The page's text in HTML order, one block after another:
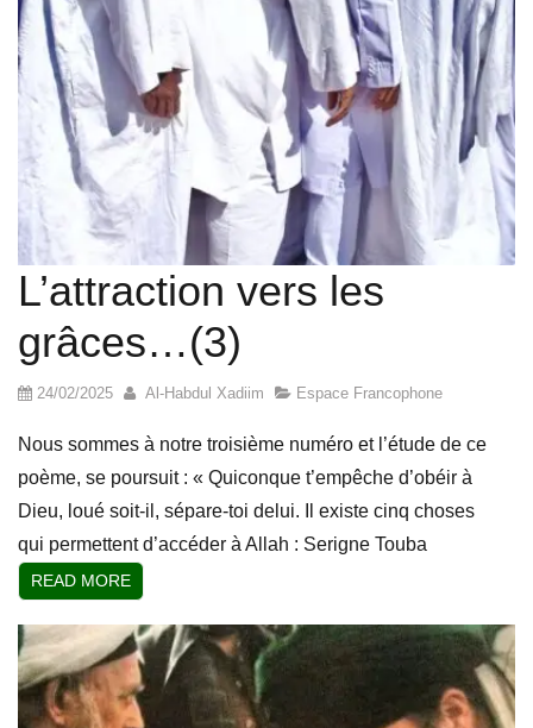
L’attraction vers les
grâces…(3)
24/02/2025 Al-Habdul Xadiim Espace Francophone
Nous sommes à notre troisième numéro et l’étude de ce
poème, se poursuit : « Quiconque t’empêche d’obéir à
Dieu, loué soit-il, sépare-toi delui. Il existe cinq choses
qui permettent d’accéder à Allah : Serigne Touba
READ MORE